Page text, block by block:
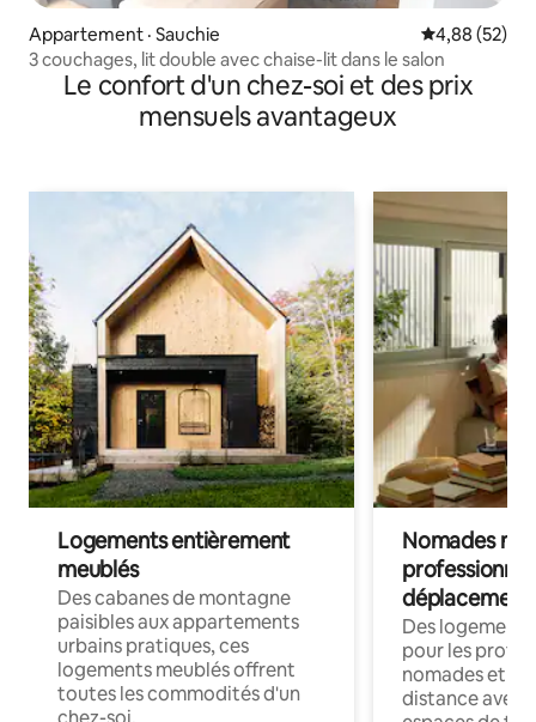
Appartement · Sauchie Note
4,88 (52)
3 couchages, lit double avec chaise-lit dans le salon
Le confort d'un chez-soi et des prix
mensuels avantageux
Logements entièrement
meublés
Des cabanes de montagne
paisibles aux appartements
urbains pratiques, ces
logements meublés offrent
toutes les commodités d'un
Nomades
déplacement
Des
pour les
nomades et
distance avec